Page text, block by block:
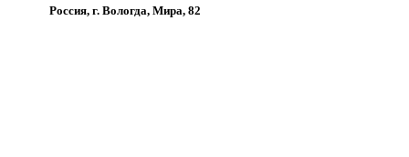
Россия, г. Вологда, Мира, 82